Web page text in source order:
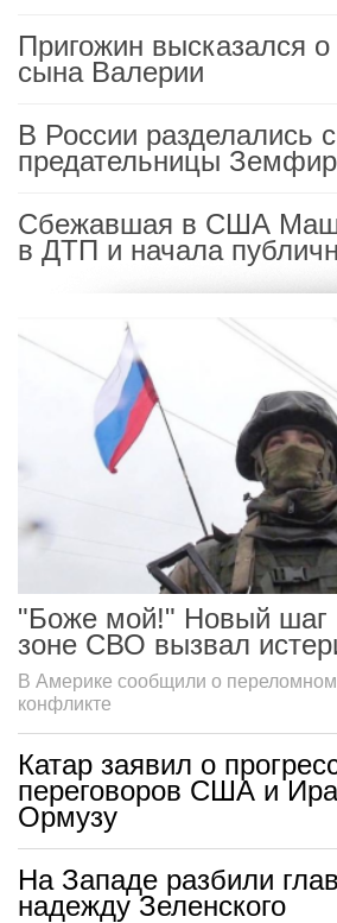
Пригожин высказался о
сына Валерии
В России разделались
предательницы
Сбежавшая в США
в ДТП и начала
"Боже мой!" Новый шаг
зоне СВО вызвал
В Америке сообщили о
конфликте
Катар заявил о
переговоров США и
Ормузу
На Западе разбили
надежду Зеленского